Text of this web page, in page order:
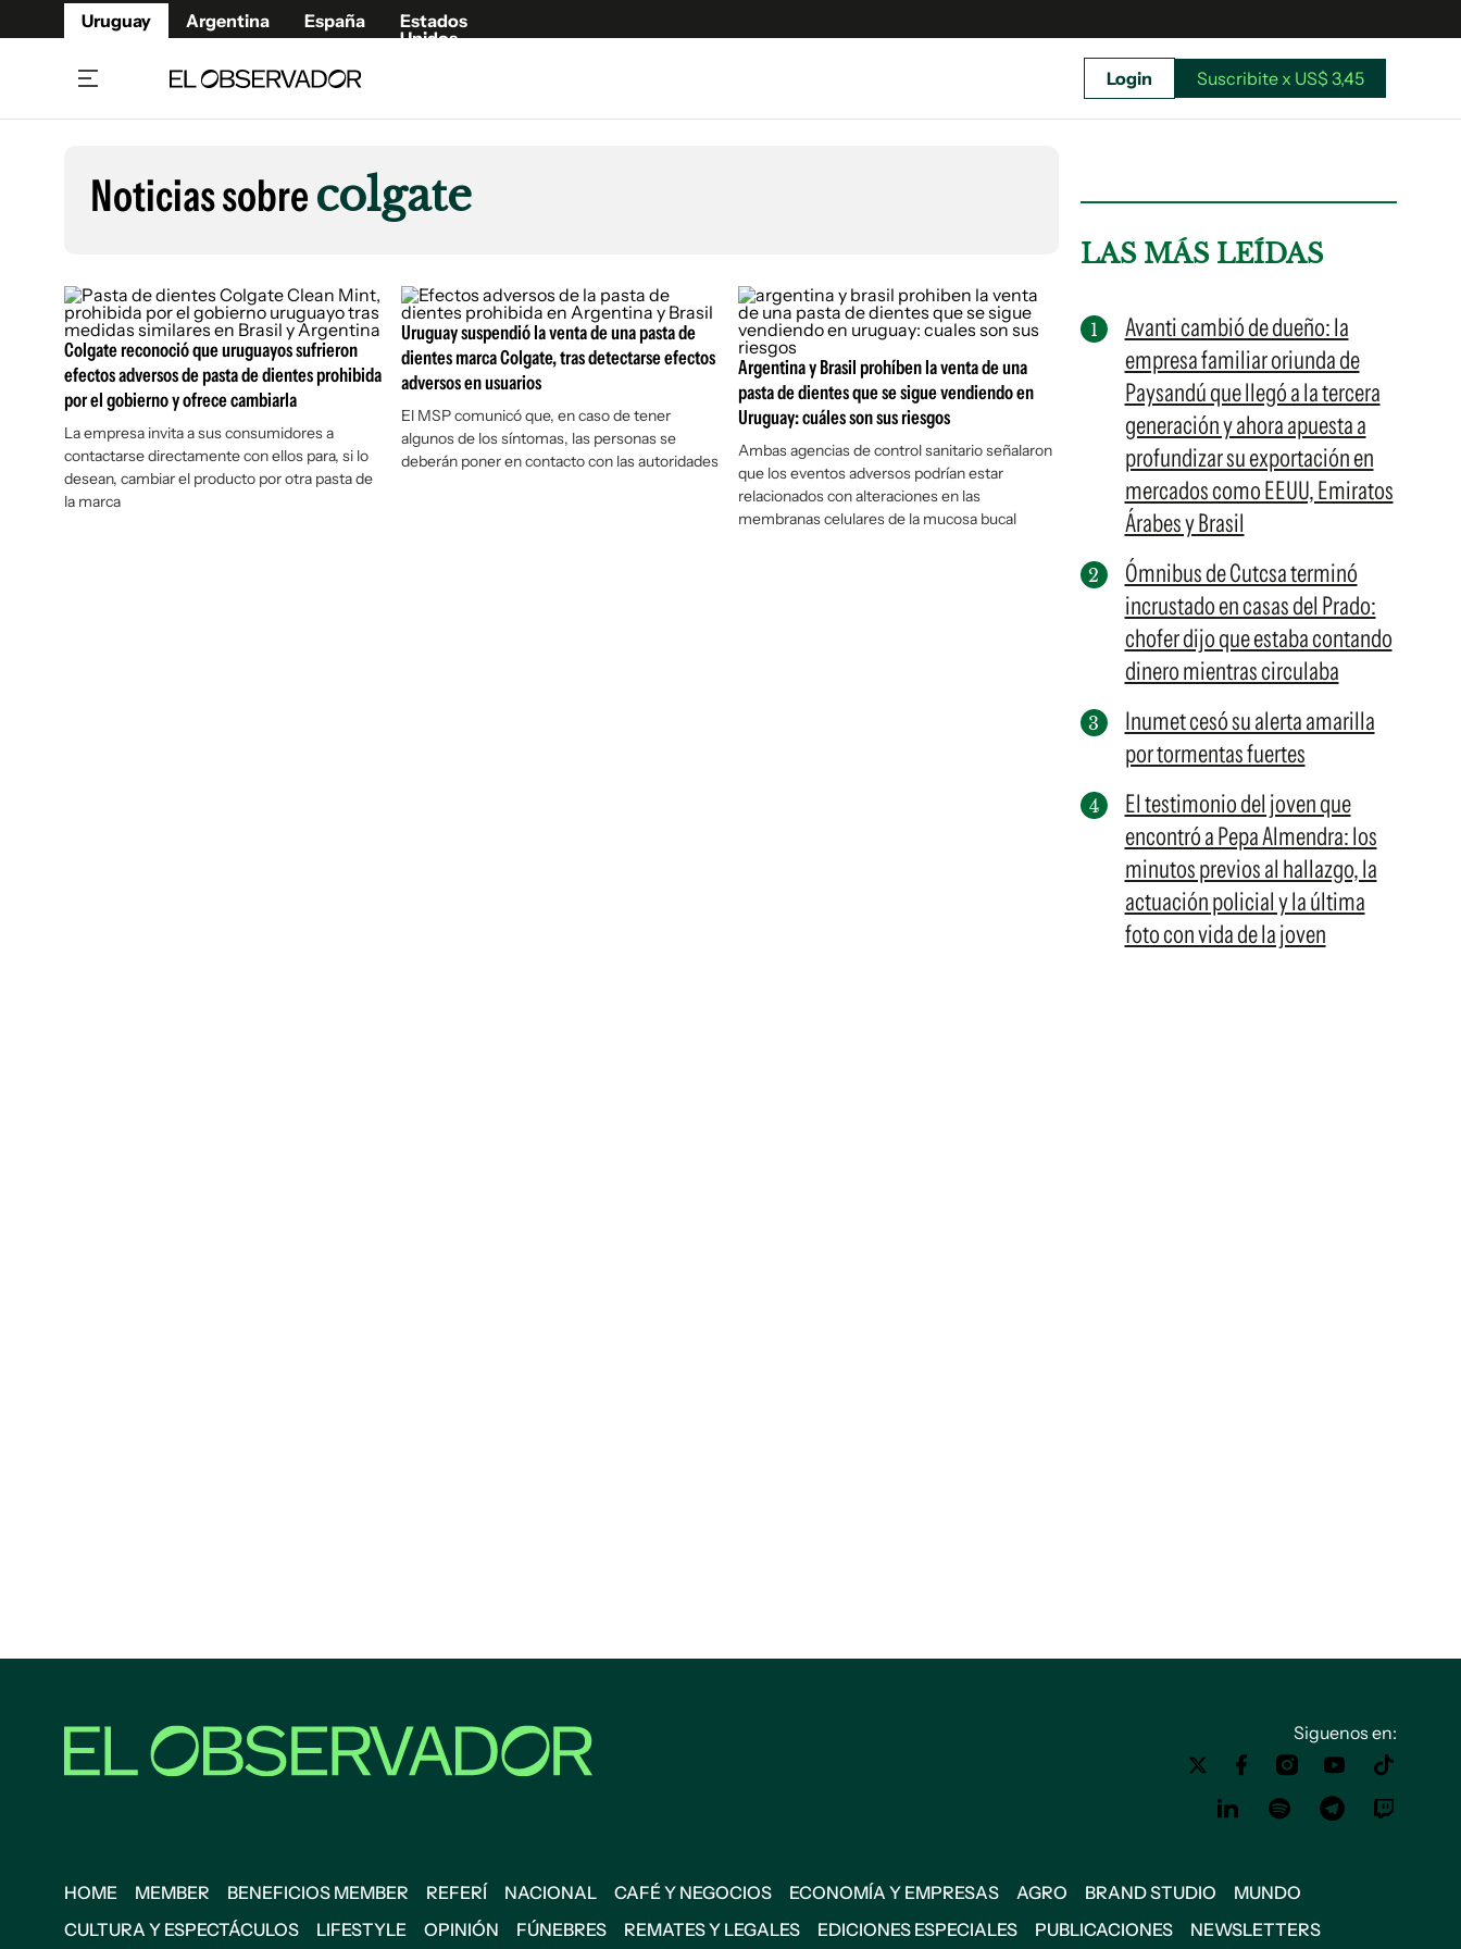
Uruguay Argentina España
Estados
Unidos
Beneficios Member
Café y Negocios
Economía y Empresas
Agro
Brand Studio
Mundo
Cultura y Espectáculos
Fúnebres
Publicaciones
Newsletters
Argentina
Estados Unidos
Suscribite x US$ 3,45
Login Suscribite x US$ 3,45
Noticias sobrecolgate
Colgate reconoció que uruguayos sufrieron
efectos adversos de pasta de dientes prohibida
por el gobierno y ofrece cambiarla
La empresa invita a sus consumidores a
contactarse directamente con ellos para, si lo
desean, cambiar el producto por otra pasta de
la marca
Uruguay suspendió la venta de una pasta de
dientes marca Colgate, tras detectarse efectos
adversos en usuarios
El MSP comunicó que, en caso de tener
algunos de los síntomas, las personas se
deberán poner en contacto con las autoridades
Argentina y Brasil prohíben la venta de una
pasta de dientes que se sigue vendiendo en
Uruguay: cuáles son sus riesgos
Ambas agencias de control sanitario señalaron
que los eventos adversos podrían estar
relacionados con alteraciones en las
membranas celulares de la mucosa bucal
LAS MÁS LEÍDAS
Avanti cambió de dueño: la
empresa familiar oriunda de
Paysandú que llegó a la tercera
generación y ahora apuesta a
profundizar su exportación en
mercados como EEUU, Emiratos
Árabes y Brasil
Ómnibus de Cutcsa terminó
incrustado en casas del Prado:
chofer dijo que estaba contando
dinero mientras circulaba
Inumet cesó su alerta amarilla
por tormentas fuertes
El testimonio del joven que
encontró a Pepa Almendra: los
minutos previos al hallazgo, la
actuación policial y la última
foto con vida de la joven
Siguenos en:
HOME MEMBER BENEFICIOS MEMBER REFERÍ NACIONAL CAFÉ Y NEGOCIOS ECONOMÍA Y EMPRESAS AGRO BRAND STUDIO
MUNDO
CULTURA Y ESPECTÁCULOS
LIFESTYLE OPINIÓN FÚNEBRES REMATES Y LEGALES EDICIONES ESPECIALES PUBLICACIONES NEWSLETTERS